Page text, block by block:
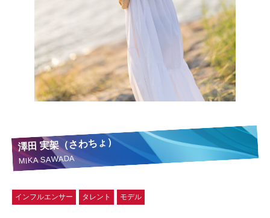
澤田 実架（さわちょ）
MIKA SAWADA
インフルエンサー タレント モデル